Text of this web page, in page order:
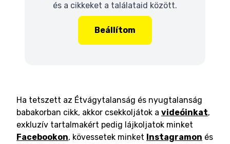
és a cikkeket a találataid között.
Beállítom
Ha tetszett az Étvágytalanság és nyugtalanság
babakorban cikk, akkor csekkoljátok a videóinkat,
exkluzív tartalmakért pedig lájkoljatok minket
Facebookon, kövessetek minket Instagramon és